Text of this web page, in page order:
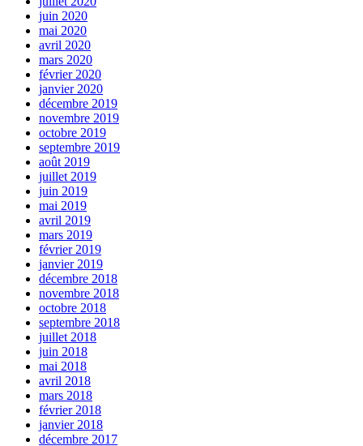
juin 2020
mai 2020
avril 2020
mars 2020
février 2020
janvier 2020
décembre 2019
novembre 2019
octobre 2019
septembre 2019
août 2019
juillet 2019
juin 2019
mai 2019
avril 2019
mars 2019
février 2019
janvier 2019
décembre 2018
novembre 2018
octobre 2018
septembre 2018
juillet 2018
juin 2018
mai 2018
avril 2018
mars 2018
février 2018
janvier 2018
décembre 2017